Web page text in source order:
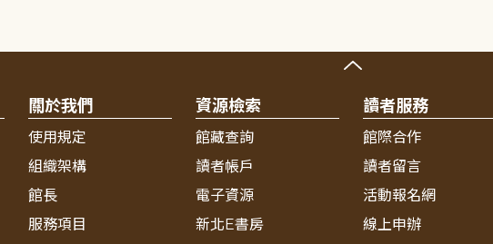
關於我們
使用規定
組織架構
館長
服務項目
資源檢索
館藏查詢
讀者帳戶
電子資源
新北E書房
讀者服務
館際合作
讀者留言
活動報名網
線上申辦